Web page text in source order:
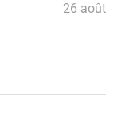
26 août